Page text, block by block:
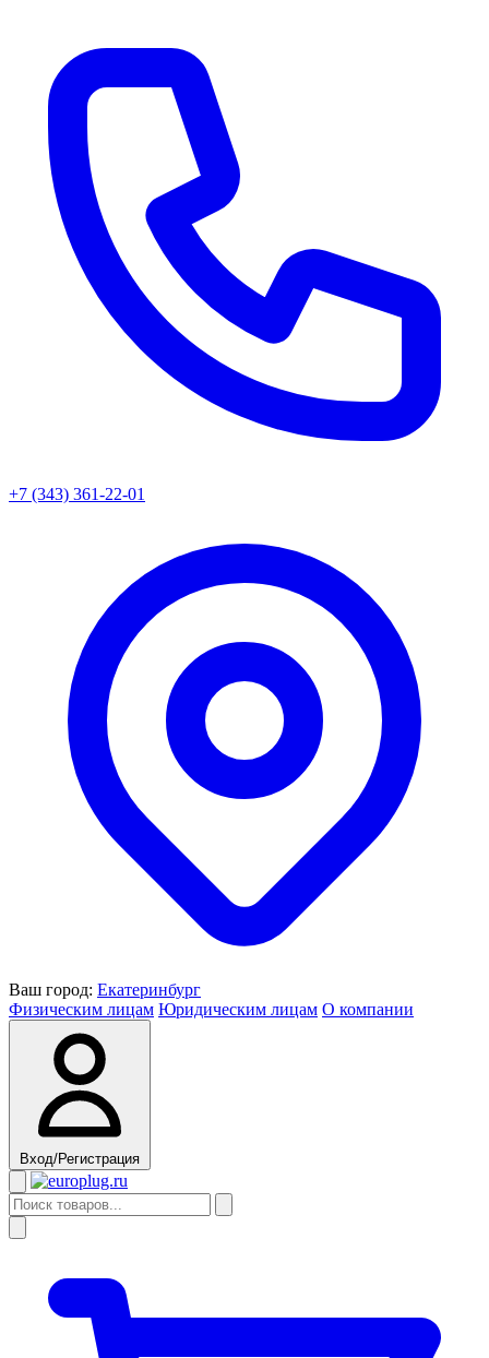
+7 (343) 361-22-01
Ваш город: Екатеринбург
Физическим лицам Юридическим лицам О компании
Вход/Регистрация